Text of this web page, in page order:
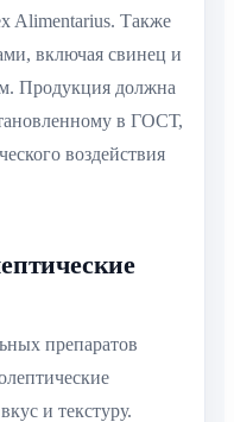
Alimentarius. Также
включая свинец и
Продукция должна
в ГОСТ,
воздействия
препаратов
и текстуру.